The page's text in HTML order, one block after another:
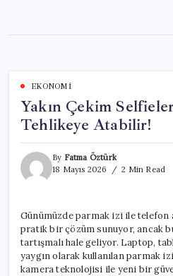
content
EKONOMI
Yakın Çekim
Tehlikeye Atabilir!
By Fatma Öztürk
18 Mayıs 2026
2 Min Read
Günümüzde parmak izi ile telefon
pratik bir çözüm sunuyor, ancak
tartışmalı hale geliyor. Laptop,
yaygın olarak kullanılan parmak
kamera teknolojisi ile yeni bir